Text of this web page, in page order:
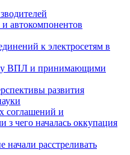
автокомпонентов
к электросетям в
ВПЛ и принимающими
развития
соглашений и
з чего началась оккупация
расстреливать